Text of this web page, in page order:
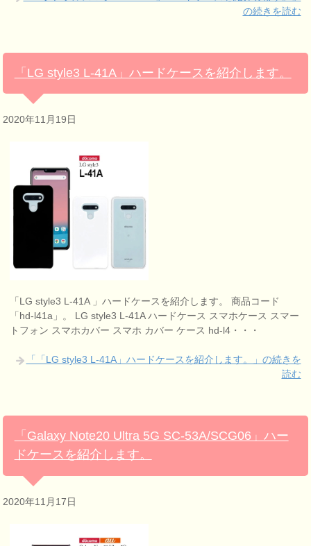
の続きを読む
「LG style3 L-41A」ハードケースを紹介します。
2020年11月19日
「LG style3 L-41A 」ハードケースを紹介します。 商品コード
「hd-l41a」。 LG style3 L-41A ハードケース スマホケース スマー
トフォン スマホカバー スマホ カバー ケース hd-l4・・・
「「LG style3 L-41A」ハードケースを紹介します。」の続きを
読む
「Galaxy Note20 Ultra 5G SC-53A/SCG06」ハー
ドケースを紹介します。
2020年11月17日